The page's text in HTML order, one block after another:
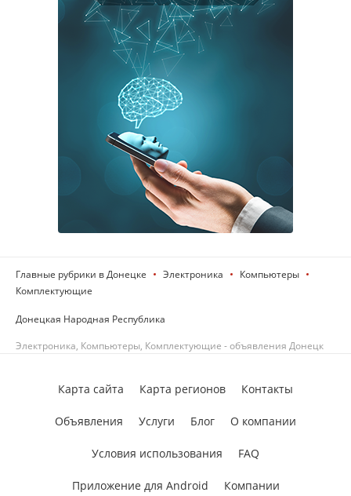
Главные рубрики в Донецке Электроника
Компьютеры
Комплектующие
Донецкая Народная Республика
Электроника, Компьютеры, Комплектующие - объявления Донецк
Карта сайта Карта регионов Контакты
Объявления Услуги Блог О компании
Условия использования FAQ
Приложение для Android Компании